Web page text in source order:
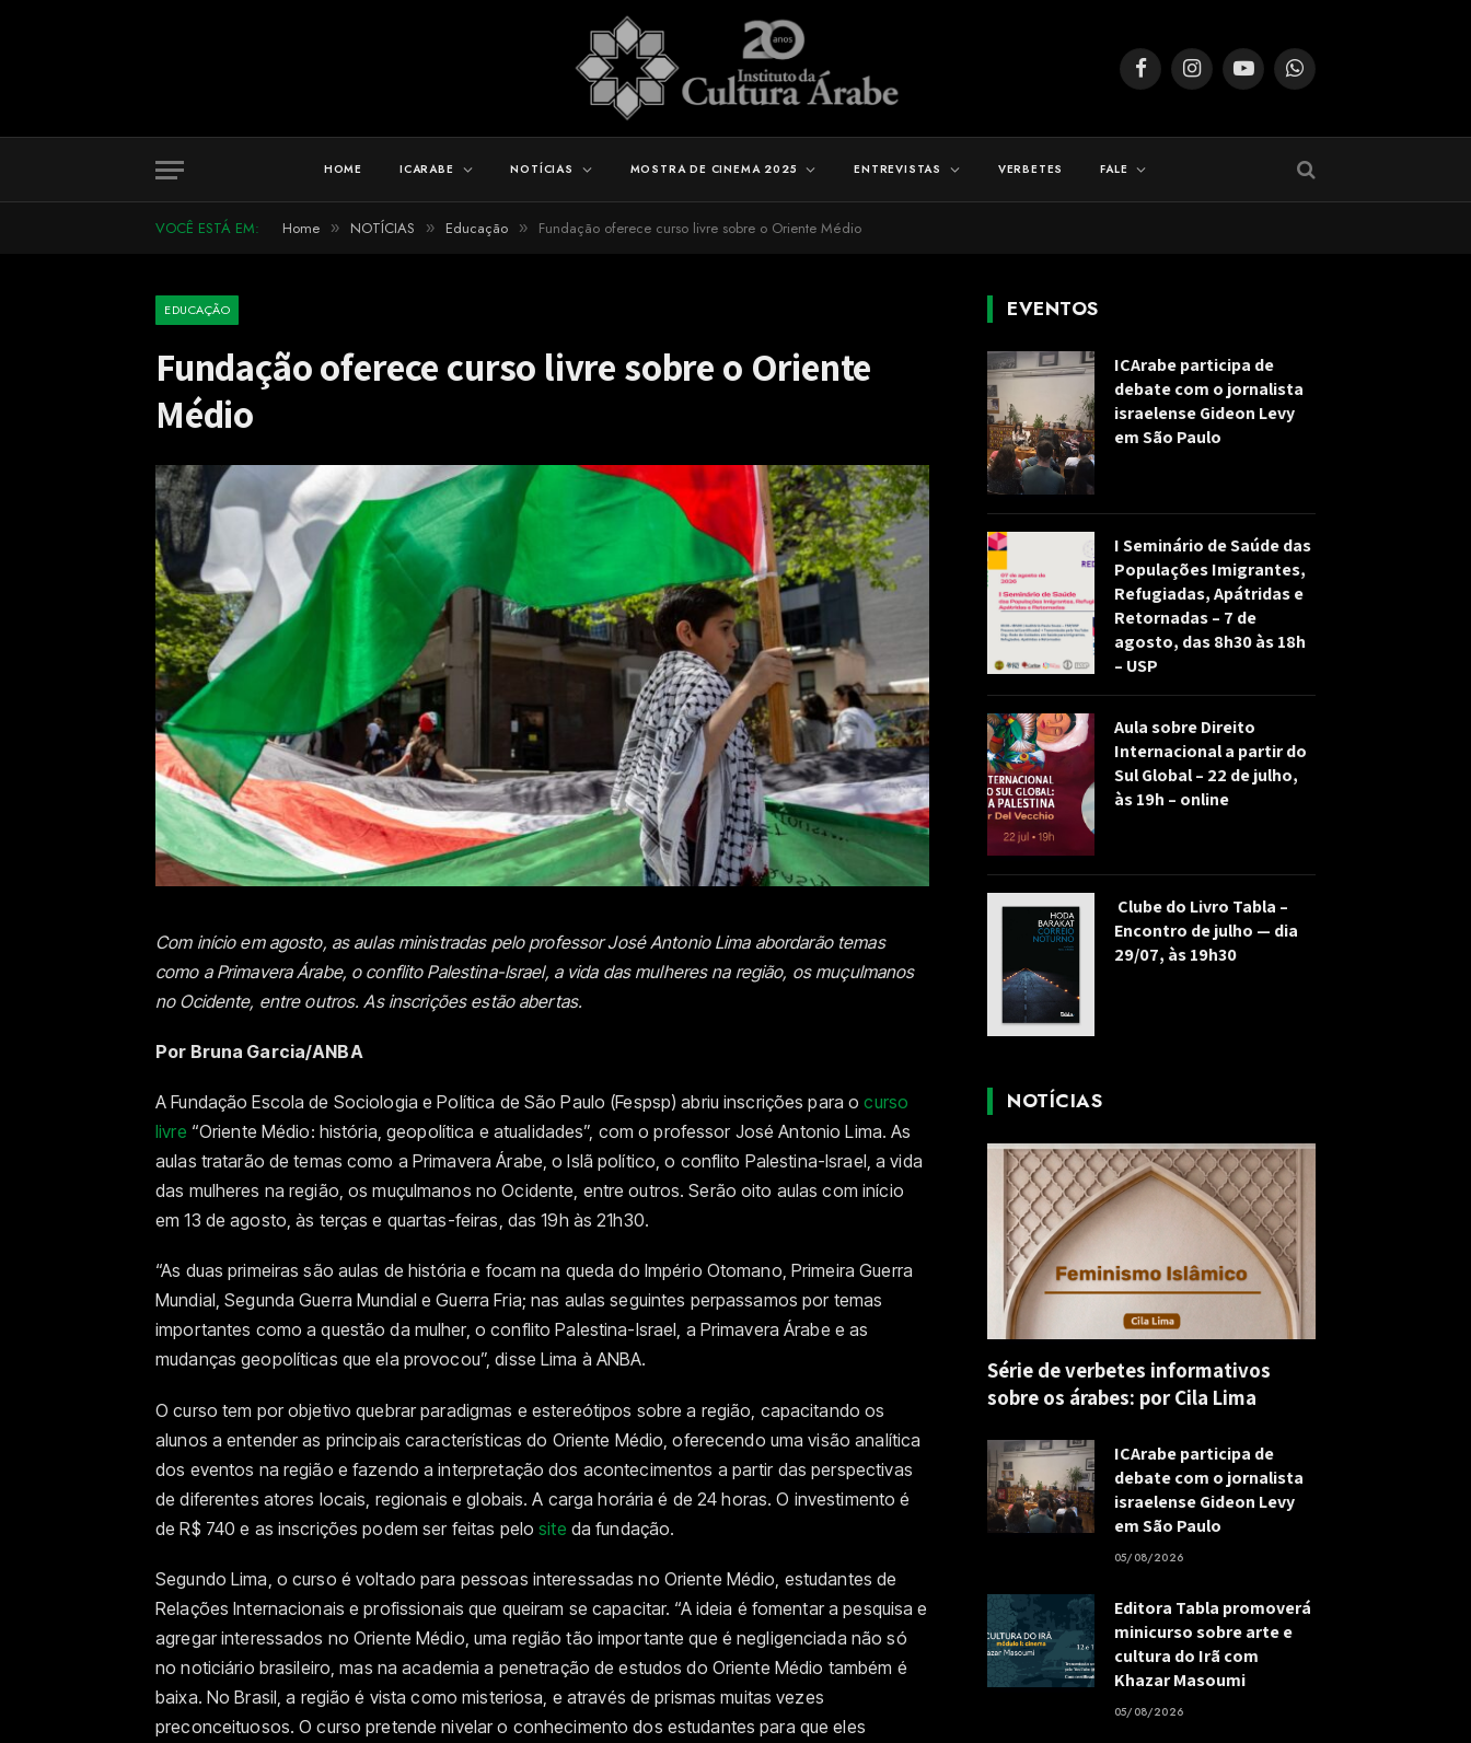
FacebookInstagramYouTubeWhatsApp
HOME ICARABE NOTÍCIAS MOSTRA DE CINEMA 2025 ENTREVISTAS VERBETES FALE
VOCÊ ESTÁ EM: Home » NOTÍCIAS » Educação » Fundação oferece curso livre sobre o Oriente Médio
EDUCAÇÃO
Fundação oferece curso livre sobre o Oriente
Médio
Com início em agosto, as aulas ministradas pelo professor José Antonio Lima abordarão temas
como a Primavera Árabe, o conflito Palestina-Israel, a vida das mulheres na região, os muçulmanos
no Ocidente, entre outros. As inscrições estão abertas.
Por Bruna Garcia/ANBA
A Fundação Escola de Sociologia e Política de São Paulo (Fespsp) abriu inscrições para ocurso
livre “Oriente Médio: história, geopolítica e atualidades”, com o professor José Antonio Lima. As
aulas tratarão de temas como a Primavera Árabe, o Islã político, o conflito Palestina-Israel, a vida
das mulheres na região, os muçulmanos no Ocidente, entre outros. Serão oito aulas com início
em 13 de agosto, às terças e quartas-feiras, das 19h às 21h30.
“As duas primeiras são aulas de história e focam na queda do Império Otomano, Primeira Guerra
Mundial, Segunda Guerra Mundial e Guerra Fria; nas aulas seguintes perpassamos por temas
importantes como a questão da mulher, o conflito Palestina-Israel, a Primavera Árabe e as
mudanças geopolíticas que ela provocou”, disse Lima à ANBA.
O curso tem por objetivo quebrar paradigmas e estereótipos sobre a região, capacitando os
alunos a entender as principais características do Oriente Médio, oferecendo uma visão analítica
dos eventos na região e fazendo a interpretação dos acontecimentos a partir das perspectivas
de diferentes atores locais, regionais e globais. A carga horária é de 24 horas. O investimento é
de R$ 740 e as inscrições podem ser feitas pelosite da fundação.
Segundo Lima, o curso é voltado para pessoas interessadas no Oriente Médio, estudantes de
Relações Internacionais e profissionais que queiram se capacitar. “A ideia é fomentar a pesquisa e
agregar interessados no Oriente Médio, uma região tão importante que é negligenciada não só
no noticiário brasileiro, mas na academia a penetração de estudos do Oriente Médio também é
baixa. No Brasil, a região é vista como misteriosa, e através de prismas muitas vezes
preconceituosos. O curso pretende nivelar o conhecimento dos estudantes para que eles
EVENTOS
ICArabe participa de
debate com o jornalista
israelense Gideon Levy
em São Paulo
I Seminário de Saúde das
Populações Imigrantes,
Refugiadas, Apátridas e
Retornadas – 7 de
agosto, das 8h30 às 18h
– USP
Aula sobre Direito
Internacional a partir do
Sul Global – 22 de julho,
às 19h – online
Clube do Livro Tabla –
Encontro de julho — dia
29/07, às 19h30
NOTÍCIAS
Série de verbetes informativos
sobre os árabes: por Cila Lima
ICArabe participa de
debate com o jornalista
israelense Gideon Levy
em São Paulo
05/08/2026
Editora Tabla promoverá
minicurso sobre arte e
cultura do Irã com
Khazar Masoumi
05/08/2026